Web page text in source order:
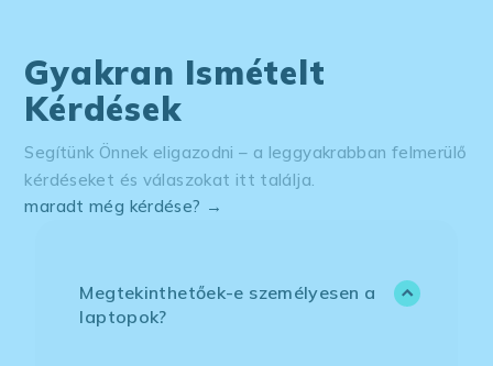
Gyakran Ismételt
Kérdések
Segítünk Önnek eligazodni – a leggyakrabban felmerülő
kérdéseket és válaszokat itt találja.
maradt még kérdése? →
Megtekinthetőek-e személyesen a
laptopok?